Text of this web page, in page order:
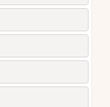
Park (Шарм-
який стане
та гір.
програми.